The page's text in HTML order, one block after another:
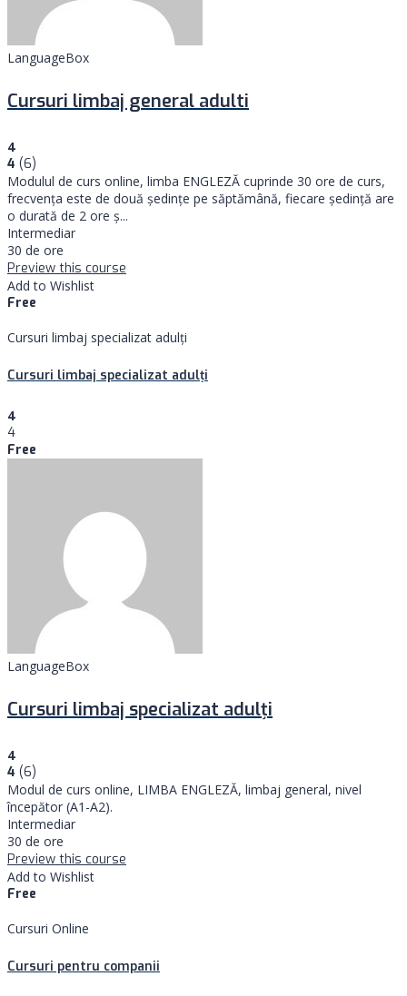
LanguageBox
Cursuri limbaj general adulti
4
4 (6)
Modulul de curs online, limba ENGLEZĂ cuprinde 30 ore de curs,
frecvența este de două ședințe pe săptămână, fiecare ședință are
o durată de 2 ore ş...
Intermediar
30 de ore
Preview this course
Add to Wishlist
Free
Cursuri limbaj specializat adulţi
Cursuri limbaj specializat adulţi
4
4
Free
LanguageBox
Cursuri limbaj specializat adulţi
4
4 (6)
Modul de curs online, LIMBA ENGLEZĂ, limbaj general, nivel
începător (A1-A2).
Intermediar
30 de ore
Preview this course
Add to Wishlist
Free
Cursuri Online
Cursuri pentru companii